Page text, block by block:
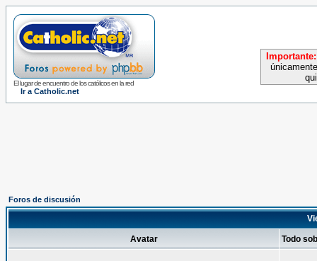
El lugar de encuentro de los católicos en la red
Ir a Catholic.net
Importante:
Foros de discusión
Avatar Todo